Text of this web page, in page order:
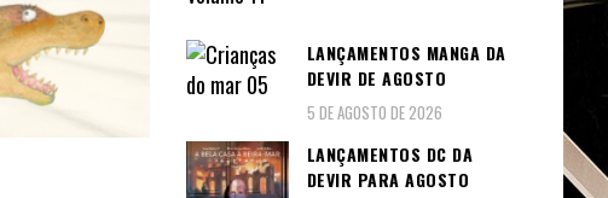
LANÇAMENTOS MANGA DA
DEVIR DE AGOSTO
5 DE AGOSTO DE 2026
LANÇAMENTOS DC DA
DEVIR PARA AGOSTO